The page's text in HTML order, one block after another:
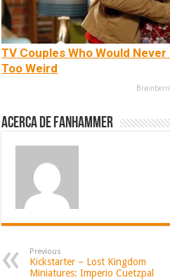
TV Couples Who Would
Too Weird
Acerca de fanhammer
Previous
Kickstarter – Lost Kingdom
Miniatures: Imperio Cuetzpal